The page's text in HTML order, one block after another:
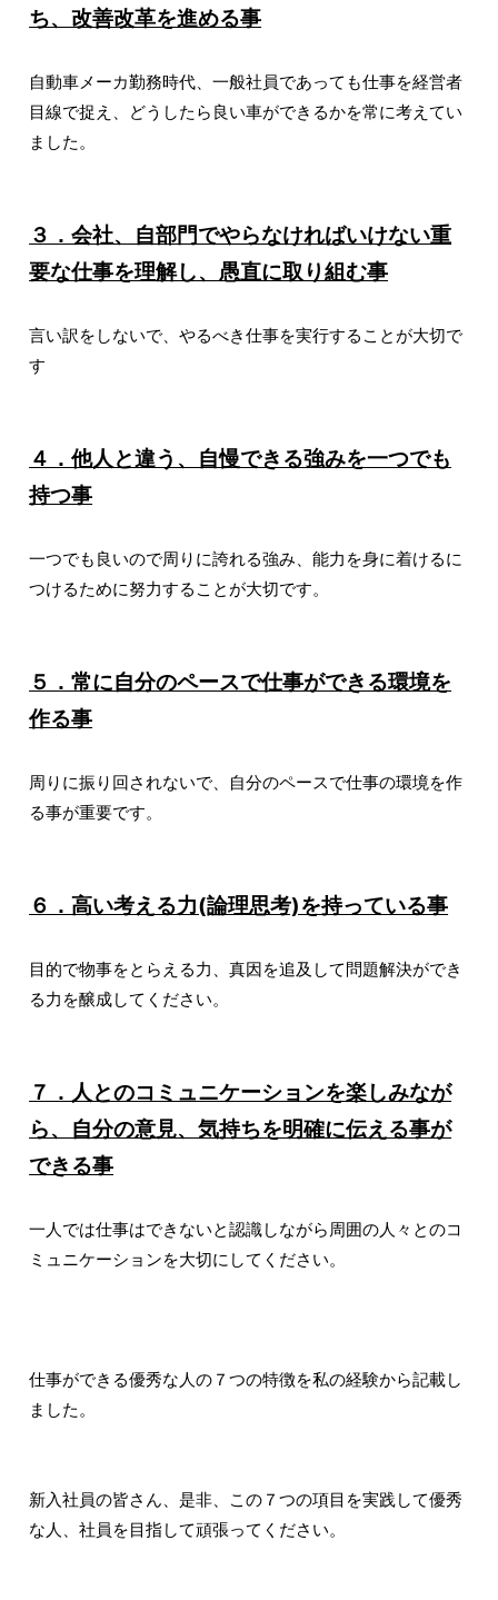
ち、改善改革を進める事
自動車メーカ勤務時代、一般社員であっても仕事を経営者
目線で捉え、どうしたら良い車ができるかを常に考えてい
ました。
３．会社、自部門でやらなければいけない重
要な仕事を理解し、愚直に取り組む事
言い訳をしないで、やるべき仕事を実行することが大切で
す
４．他人と違う、自慢できる強みを一つでも
持つ事
一つでも良いので周りに誇れる強み、能力を身に着けるに
つけるために努力することが大切です。
５．常に自分のペースで仕事ができる環境を
作る事
周りに振り回されないで、自分のペースで仕事の環境を作
る事が重要です。
６．高い考える力(論理思考)を持っている事
目的で物事をとらえる力、真因を追及して問題解決ができ
る力を醸成してください。
７．人とのコミュニケーションを楽しみなが
ら、自分の意見、気持ちを明確に伝える事が
できる事
一人では仕事はできないと認識しながら周囲の人々とのコ
ミュニケーションを大切にしてください。
仕事ができる優秀な人の７つの特徴を私の経験から記載し
ました。
新入社員の皆さん、是非、この７つの項目を実践して優秀
な人、社員を目指して頑張ってください。